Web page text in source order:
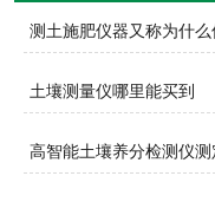
测土施肥仪器又称为什么
土壤测量仪哪里能买到
高智能土壤养分检测仪